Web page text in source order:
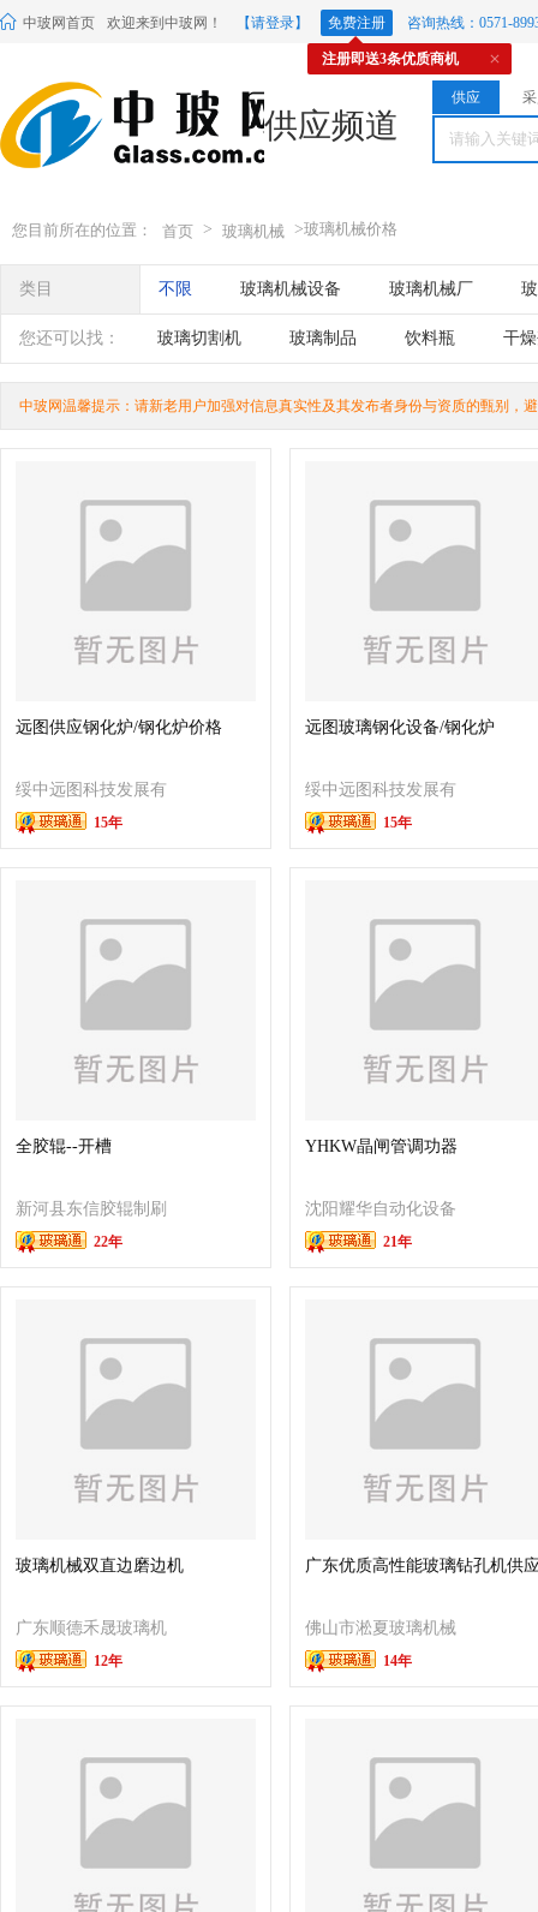
中玻网首页 欢迎来到中玻网！ 【请登录】 免费注册 咨询热线：0571-
注册即送3条优质商机
供应频道
供应
您目前所在的位置： 首页 > 玻璃机械 >玻璃机械价格
类目 不限 玻璃机械设备 玻璃机械厂
您还可以找： 玻璃切割机 玻璃制品 饮料瓶 干
折弯机 烤漆玻璃 无影胶 印花机
中玻网温馨提示：请新老用户加强对信息真实性及其发布者身份与资质的甄别，
远图供应钢化炉/钢化炉价格
绥中远图科技发展有
限公司 15年
远图玻璃钢化设备/钢化炉
绥中远图科技发展有
限公司 15年
全胶辊--开槽
新河县东信胶辊制刷
有限公司 22年
YHKW晶闸管调功器
沈阳耀华自动化设备
有限公司 21年
玻璃机械双直边磨边机
广东顺德禾晟玻璃机
械有限公司12年
广东优质高性能玻璃钻孔机供
佛山市淞夏玻璃机械
有限公司 14年